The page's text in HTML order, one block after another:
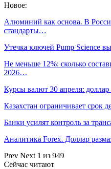
Новое:
Алюминий как основа. В
стандарты…
Утечка ключей Pump Science
Не меньше 12%: сколько
2026…
Курсы валют 30 апреля:
Казахстан ограничивает срок
Банки усилят контроль за
Аналитика Forex. Доллар
Prev Next 1 из 949
Сейчас читают